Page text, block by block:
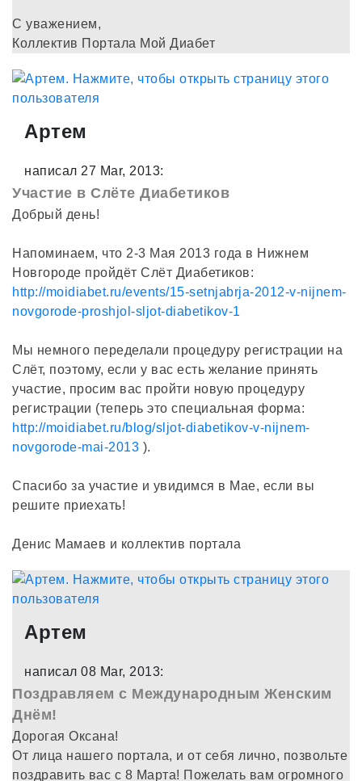
С уважением,
Коллектив Портала Мой Диабет
Артем
написал 27 Mar, 2013:
Участие в Слёте Диабетиков
Добрый день!
Напоминаем, что 2-3 Мая 2013 года в Нижнем
Новгороде пройдёт Слёт Диабетиков:
http://moidiabet.ru/events/15-setnjabrja-2012-v-nijnem-
novgorode-proshjol-sljot-diabetikov-1
Мы немного переделали процедуру регистрации на
Слёт, поэтому, если у вас есть желание принять
участие, просим вас пройти новую процедуру
регистрации (теперь это специальная форма:
http://moidiabet.ru/blog/sljot-diabetikov-v-nijnem-
novgorode-mai-2013 ).
Спасибо за участие и увидимся в Мае, если вы
решите приехать!
Денис Мамаев и коллектив портала
Артем
написал 08 Mar, 2013:
Поздравляем с Международным Женским
Днём!
Дорогая Оксана!
От лица нашего портала, и от себя лично, позвольте
поздравить вас с 8 Марта! Пожелать вам огромного